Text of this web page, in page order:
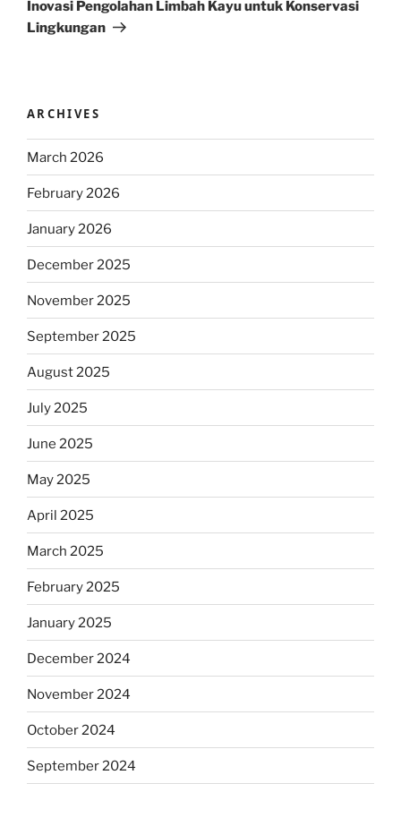
Inovasi Pengolahan Limbah Kayu untuk Konservasi
Lingkungan
ARCHIVES
March 2026
February 2026
January 2026
December 2025
November 2025
September 2025
August 2025
July 2025
June 2025
May 2025
April 2025
March 2025
February 2025
January 2025
December 2024
November 2024
October 2024
September 2024